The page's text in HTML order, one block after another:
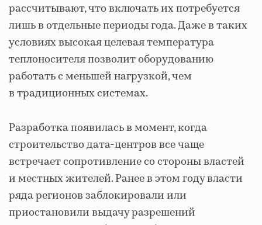
рассчитывают, что включать их потребуется
лишь в отдельные периоды года. Даже в таких
условиях высокая целевая температура
теплоносителя позволит оборудованию
работать с меньшей нагрузкой, чем
в традиционных системах.
Разработка появилась в момент, когда
строительство дата-центров все чаще
встречает сопротивление со стороны властей
и местных жителей. Ранее в этом году власти
ряда регионов заблокировали или
приостановили выдачу разрешений